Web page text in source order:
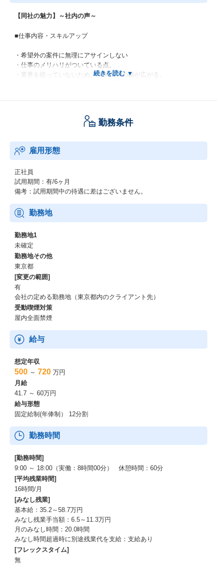
【同社の魅力】～社内の声～
■仕事内容・スキルアップ
・希望外の案件に無理にアサインしない
・仕事のメリハリがついている点。
・業界を絞っていないため、仕事内容の幅が広がる。
快適になっていく実感が湧き、やりがいに繋がる。
・代表が元エンジニアで社員との距離が近く、風通しの良い環
境。
・先輩エンジニアのスキルが高い点。
・フットサルサークルで代表ともコミュニケーションが取れる。
・穏やかな人が多く、和やかな雰囲気で仕事に励める。
えた。
■働き方
・入社前の面談での自分の希望が叶った。
・社員の挑戦したいことを挑戦できる。
・営業担当との定期的な面談で希望を聞くだけでなく、アドバイ
スを話してくれる。
・多様性を重視しており、様々なキャリアパスが存在している。
■制度・福利厚生
・外部研修や勉強会など制度が手厚い
勤務条件
雇用形態
正社員
試用期間：有/6ヶ月
備考：試用期間中の待遇に差はございません。
勤務地
勤務地1
未確定
勤務地その他
東京都
[変更の範囲]
有
会社の定める勤務地（東京都内のクライアント先）
受動喫煙対策
屋内全面禁煙
給与
想定年収
500 ～ 720 万円
月給
41.7 ～ 60万円
給与形態
固定給制(年俸制） 12分割
勤務時間
[勤務時間]
9:00 ～ 18:00（実働：8時間00分） 休憩時間：60分
[平均残業時間]
16時間/月
[みなし残業]
基本給：35.2～58.7万円
みなし残業手当額：6.5～11.3万円
月のみなし時間：20.0時間
みなし時間超過時に別途残業代を支給：支給あり
[フレックスタイム]
無